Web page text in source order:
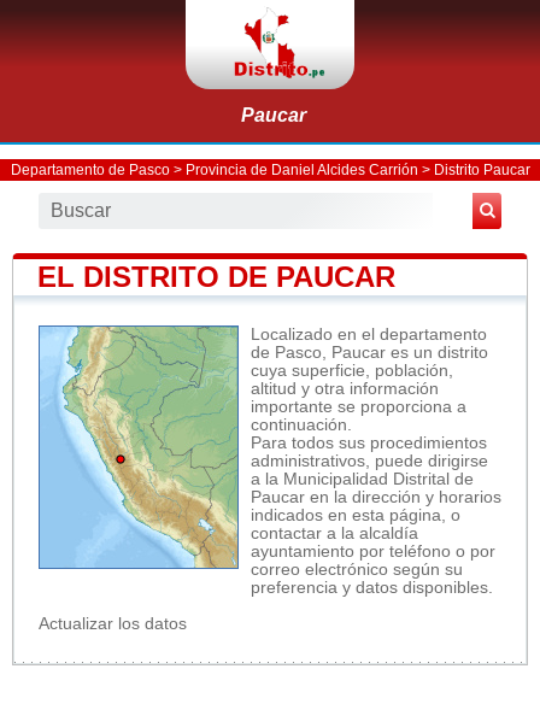
Paucar
Departamento de Pasco> Provincia de Daniel Alcides Carrión > Distrito Paucar
EL DISTRITO DE PAUCAR
Localizado en el departamento
de Pasco, Paucar es un distrito
cuya superficie, población,
altitud y otra información
importante se proporciona a
continuación.
Para todos sus procedimientos
administrativos, puede dirigirse
a la Municipalidad Distrital de
Paucar en la dirección y horarios
indicados en esta página, o
contactar a la alcaldía
ayuntamiento por teléfono o por
correo electrónico según su
preferencia y datos disponibles.
Actualizar los datos